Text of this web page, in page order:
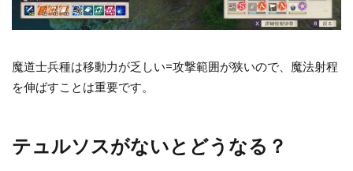
レ
ン
ス
カ
4
魔道士兵種は移動力が乏しい=攻撃範囲が狭いので、魔法射程
を伸ばすことは重要です。
テュルソスがないとどうなる？